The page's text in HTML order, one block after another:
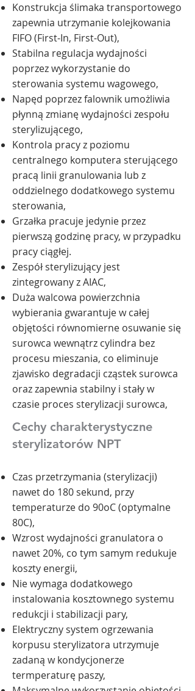
Konstrukcja ślimaka transportowego
zapewnia utrzymanie kolejkowania
FIFO (First-In, First-Out),
Stabilna regulacja wydajności
poprzez wykorzystanie do
sterowania systemu wagowego,
Napęd poprzez falownik umożliwia
płynną zmianę wydajności zespołu
sterylizującego,
Kontrola pracy z poziomu
centralnego komputera sterującego
pracą linii granulowania lub z
oddzielnego dodatkowego systemu
sterowania,
Grzałka pracuje jedynie przez
pierwszą godzinę pracy, w przypadku
pracy ciągłej.
Zespół sterylizujący jest
zintegrowany zAIAC,
Duża walcowa powierzchnia
wybierania gwarantuje w całej
objętości równomierne osuwanie się
surowca wewnątrz cylindra bez
procesu mieszania, co eliminuje
zjawisko degradacji cząstek surowca
oraz zapewnia stabilny i stały w
czasie proces sterylizacji surowca,
Cechy charakterystyczne
sterylizatorów NPT
Czas przetrzymania (sterylizacji)
nawet do 180 sekund, przy
temperaturze do 90oC (optymalne
80C),
Wzrost wydajności granulatora o
nawet 20%, co tym samym redukuje
koszty energii,
Nie wymaga dodatkowego
instalowania kosztownego systemu
redukcji i stabilizacji pary,
Elektryczny system ogrzewania
korpusu sterylizatora utrzymuje
zadaną w kondycjonerze
termperaturę paszy,